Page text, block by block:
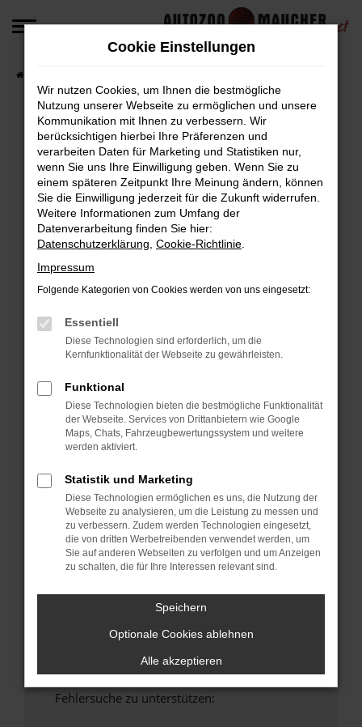
Zum
Fehler: Network Error
Beim Laden ist ein Fehler aufgetreten.
Hier sind ein paar Tipps, die dir helfen können:
Überprüfe deine Firewall und deine
Internetverbindung.
Laden andere Webseiten, zum Beispiel deine
Manche Erweiterungen, wie Werbeblocker,
können das Laden bestimmter Seiten
verhindern. Funktioniert die Seite in einem
Fenster?
Starte dein Gerät neu.
Das kann manchmal helfen, vorübergehende
Probleme zu beheben.
Stelle sicher, dass dein Browser und dein
Betriebssystem auf dem neuesten Stand
sind.
Veraltete Software birgt nicht nur ein
Sicherheitsrisiko, sondern kann auch dazu
führen, dass bestimmte Funktionen nicht mehr
Wende dich an den Webseitenbetreiber.
Wenn du alle oben genannten Schritte versucht
hast, kontaktiere uns bitte. Wir werden
versuchen, das Problem zu beheben. Du kannst
uns diesen Text schicken, um uns bei der
Fehlersuche zu unterstützen:
Cookie Einstellungen
Wir nutzen Cookies, um Ihnen die bestmögliche
Nutzung unserer Webseite zu ermöglichen und unsere
Kommunikation mit Ihnen zu verbessern. Wir
berücksichtigen hierbei Ihre Präferenzen und
verarbeiten Daten für Marketing und Statistiken nur,
wenn Sie uns Ihre Einwilligung geben. Wenn Sie zu
einem späteren Zeitpunkt Ihre Meinung ändern, können
Sie die Einwilligung jederzeit für die Zukunft widerrufen.
Weitere Informationen zum Umfang der
Datenverarbeitung finden Sie hier:
Datenschutzerklärung Cookie-Richtlinie
Impressum
Folgende Kategorien von Cookies werden von uns eingesetzt:
Essentiell
Diese Technologien sind erforderlich, um die
Kernfunktionalität der Webseite zu gewährleisten.
Funktional
Diese Technologien bieten die bestmögliche Funktionalität
der Webseite. Services von Drittanbietern wie Google
Maps, Chats, Fahrzeugbewertungssystem und weitere
werden aktiviert.
Statistik und Marketing
Diese Technologien ermöglichen es uns, die Nutzung der
Webseite zu analysieren, um die Leistung zu messen und
zu verbessern. Zudem werden Technologien eingesetzt,
die von dritten Werbetreibenden verwendet werden, um
Sie auf anderen Webseiten zu verfolgen und um Anzeigen
zu schalten, die für Ihre Interessen relevant sind.
Speichern
Optionale Cookies ablehnen
Alle akzeptieren